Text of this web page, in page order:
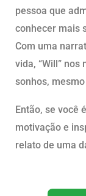
pessoa que
conhecer mais
Com uma
vida, “Will”
sonhos,
Então, se você
motivação e
relato de uma